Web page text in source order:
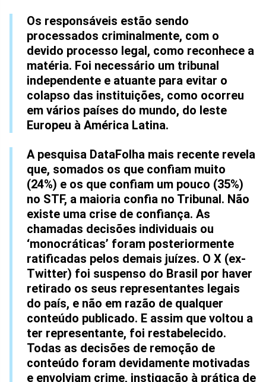
Os responsáveis estão sendo
processados criminalmente, com o
devido processo legal, como reconhece a
matéria. Foi necessário um tribunal
independente e atuante para evitar o
colapso das instituições, como ocorreu
em vários países do mundo, do leste
Europeu à América Latina.
A pesquisa DataFolha mais recente revela
que, somados os que confiam muito
(24%) e os que confiam um pouco (35%)
no STF, a maioria confia no Tribunal. Não
existe uma crise de confiança. As
chamadas decisões individuais ou
‘monocráticas’ foram posteriormente
ratificadas pelos demais juízes. O X (ex-
Twitter) foi suspenso do Brasil por haver
retirado os seus representantes legais
do país, e não em razão de qualquer
conteúdo publicado. E assim que voltou a
ter representante, foi restabelecido.
Todas as decisões de remoção de
conteúdo foram devidamente motivadas
e envolviam crime, instigação à prática de